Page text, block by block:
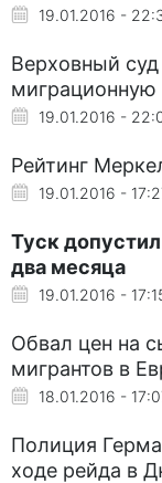
19.01.2016 -
Верховный
19.01.2016 -
Рейтинг
19.01.2016 -
Туск
два месяца
19.01.2016 -
Обвал цен на
мигрантов в
18.01.2016 -
Полиция
ходе рейда в